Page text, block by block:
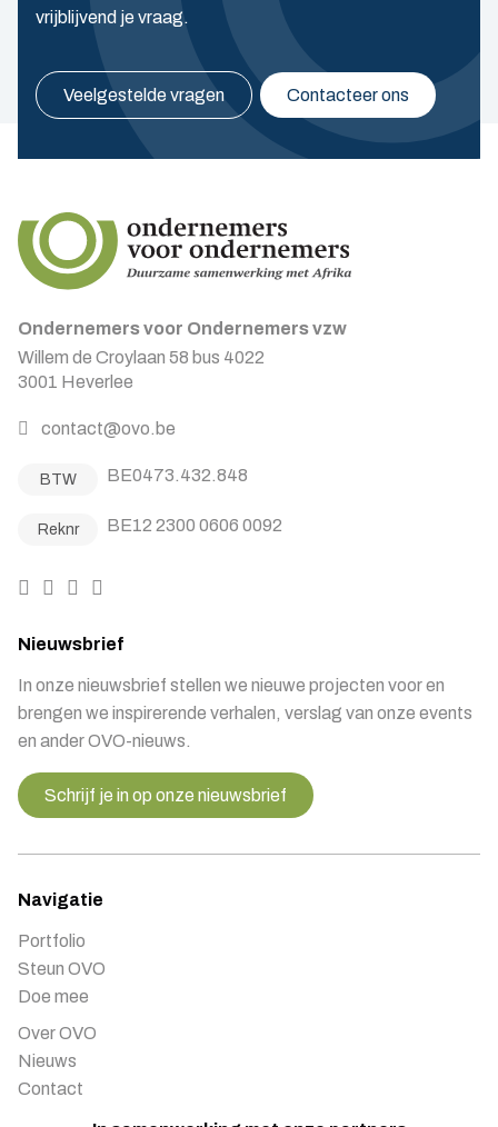
vrijblijvend je vraag.
Veelgestelde vragen Contacteer ons
Ondernemers voor Ondernemers vzw
Willem de Croylaan 58 bus 4022
3001 Heverlee
contact@ovo.be
BTW BE0473.432.848
Reknr BE12 2300 0606 0092
Nieuwsbrief
In onze nieuwsbrief stellen we nieuwe projecten voor en
brengen we inspirerende verhalen, verslag van onze events
en ander OVO-nieuws.
Schrijf je in op onze nieuwsbrief
Navigatie
Portfolio
Steun OVO
Doe mee
Over OVO
Nieuws
Contact